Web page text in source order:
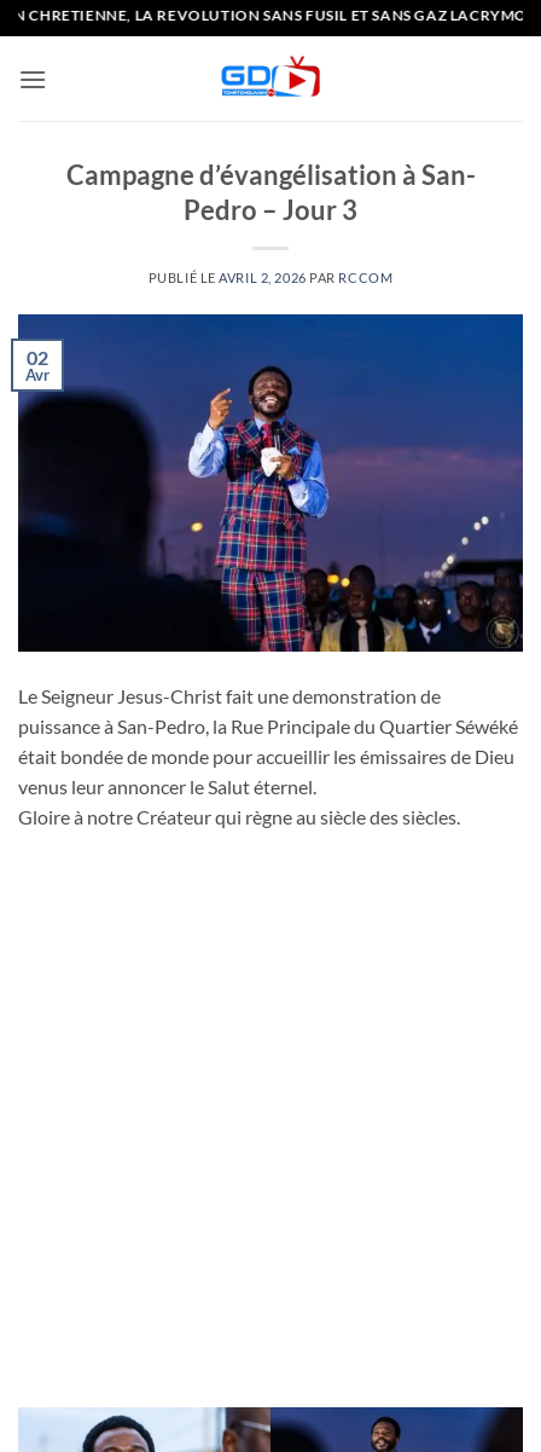
Passer
au
contenu
REVOLUTION SANS FUSIL ET SANS GAZ LACRYMOGENE
Campagne d’évangélisation à San-
Pedro – Jour 3
PUBLIÉ LEAVRIL 2, 2026 PAR RCCOM
02
Avr
Le Seigneur Jesus-Christ fait une demonstration de
puissance à San-Pedro, la Rue Principale du Quartier Séwéké
était bondée de monde pour accueillir les émissaires de Dieu
venus leur annoncer le Salut éternel.
Gloire à notre Créateur qui règne au siècle des siècles.